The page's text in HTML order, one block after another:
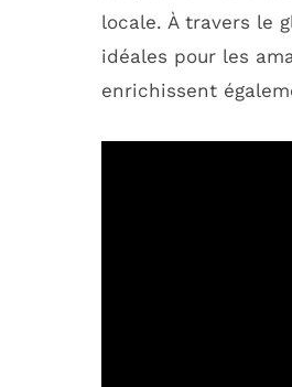
locale. À travers le
idéales pour les
enrichissent